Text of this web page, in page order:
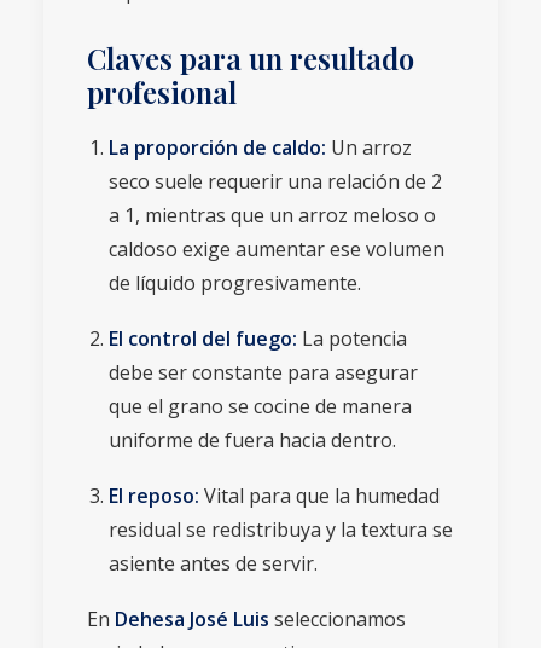
Claves para un resultado
profesional
La proporción de caldo: Un arroz
seco suele requerir una relación de 2
a 1, mientras que un arroz meloso o
caldoso exige aumentar ese volumen
de líquido progresivamente.
El control del fuego: La potencia
debe ser constante para asegurar
que el grano se cocine de manera
uniforme de fuera hacia dentro.
El reposo: Vital para que la humedad
residual se redistribuya y la textura se
asiente antes de servir.
En Dehesa José Luis seleccionamos